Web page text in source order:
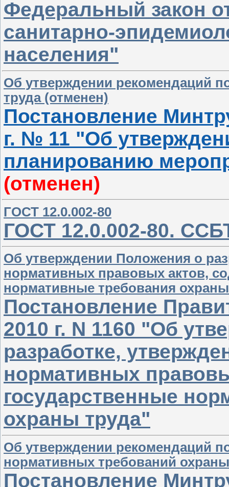
Федеральный закон
санитарно-
населения"
Об утверждении рекомендаций
труда (отменен)
Постановление
г. № 11 "Об
планированию
(отменен)
ГОСТ 12.0.002-80
ГОСТ 12.0.002-80.
Об утверждении Положения о
нормативных правовых актов,
нормативные требования
Постановление
2010 г. N 1160 "Об
разработке,
нормативных
государственные
охраны труда"
Об утверждении рекомендаций
нормативных требований
Постановление